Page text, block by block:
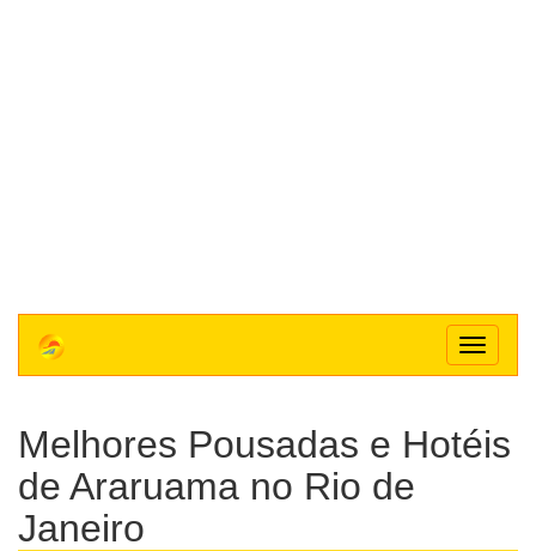
Toggle
Melhores Pousadas e Hotéis
de Araruama no Rio de
Janeiro